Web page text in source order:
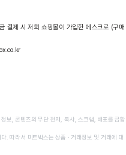
결제 시 저희 쇼핑몰이 가입한 에스크로 (구매
보, 콘텐츠의 무단 전재, 복사, 스크랩, 배포를 금합
. 따라서 미트박스는 상품 ∙ 거래정보 및 거래에 대